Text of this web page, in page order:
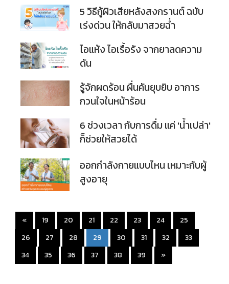
5 วิธีกู้ผิวเสียหลังสงกรานต์ ฉบับ
เร่งด่วน ให้กลับมาสวยฉ่ำ
ไอแห้ง ไอเรื้อรัง จากยาลดความ
ดัน
รู้จักผดร้อน ผื่นคันยุบยิบ อาการ
กวนใจในหน้าร้อน
6 ช่วงเวลา กับการดื่ม แค่ 'น้ำเปล่า'
ก็ช่วยให้สวยได้
ออกกำลังกายแบบไหน เหมาะกับผู้
สูงอายุ
« 19 20 21 22 23 24
25
26
27 28 29 (current)
30 31 32
33
34
35 36 37 38 39 »